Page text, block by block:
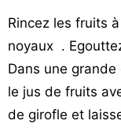
Rincez les fruits
noyaux .
Dans une
le jus de fruits
de girofle et